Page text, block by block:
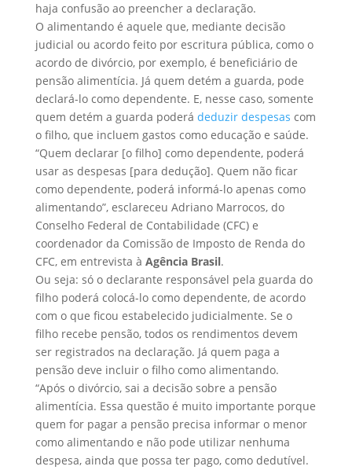
haja confusão ao preencher a declaração.
O alimentando é aquele que, mediante decisão
judicial ou acordo feito por escritura pública, como o
acordo de divórcio, por exemplo, é beneficiário de
pensão alimentícia. Já quem detém a guarda, pode
declará-lo como dependente. E, nesse caso, somente
quem detém a guarda poderá deduzir despesas com
o filho, que incluem gastos como educação e saúde.
“Quem declarar [o filho] como dependente, poderá
usar as despesas [para dedução]. Quem não ficar
como dependente, poderá informá-lo apenas como
alimentando”, esclareceu Adriano Marrocos, do
Conselho Federal de Contabilidade (CFC) e
coordenador da Comissão de Imposto de Renda do
CFC, em entrevista à Agência Brasil.
Ou seja: só o declarante responsável pela guarda do
filho poderá colocá-lo como dependente, de acordo
com o que ficou estabelecido judicialmente. Se o
filho recebe pensão, todos os rendimentos devem
ser registrados na declaração. Já quem paga a
pensão deve incluir o filho como alimentando.
“Após o divórcio, sai a decisão sobre a pensão
alimentícia. Essa questão é muito importante porque
quem for pagar a pensão precisa informar o menor
como alimentando e não pode utilizar nenhuma
despesa, ainda que possa ter pago, como dedutível.